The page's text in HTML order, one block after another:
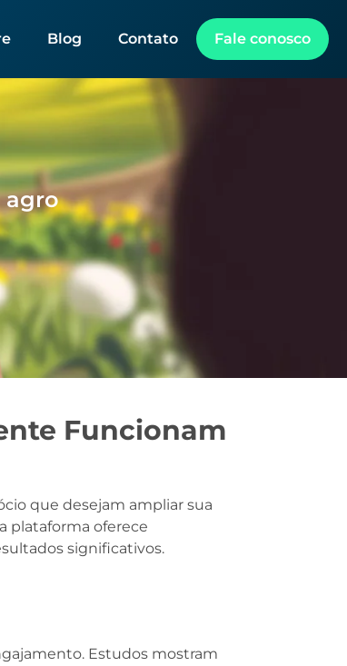
Blog Contato Fale conosco
agro
Funcionam
que desejam ampliar sua
plataforma oferece
significativos.
Estudos mostram